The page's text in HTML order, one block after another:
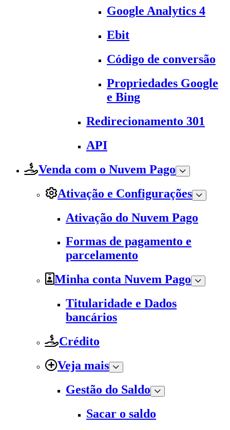
Google Analytics 4
Ebit
Código de conversão
Propriedades Google
e Bing
Redirecionamento 301
API
Venda com o Nuvem Pago
Ativação e Configurações
Ativação do Nuvem Pago
Formas de pagamento e
parcelamento
Minha conta Nuvem Pago
Titularidade e Dados
bancários
Crédito
Veja mais
Gestão do Saldo
Sacar o saldo